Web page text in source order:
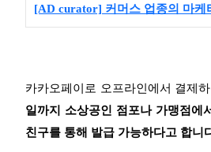
[AD curator] 커머스 업종의 마케
카카오페이로 오프라인에서 결제
일까지 소상공인 점포나 가맹점에
친구를 통해 발급 가능하다고 합니